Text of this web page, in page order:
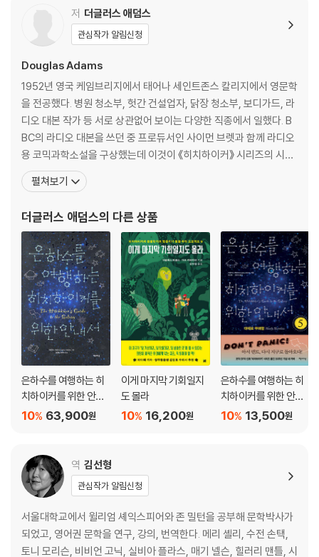
저 더글러스 애덤스
관심작가 알림신청
Douglas Adams
1952년 영국 케임브리지에서 태어나 세인트존스 칼리지에서 영문학
을 전공했다. 병원 청소부, 헛간 건설업자, 닭장 청소부, 보디가드, 라
디오 대본 작가 등 서로 상관없어 보이는 다양한 직종에서 일했다. B
BC의 라디오 대본을 쓰던 중 프로듀서인 사이먼 브렛과 함께 라디오
용 코믹과학소설을 구상했는데 이것이 《히치하이커》 시리즈의 시작
이다. 1978년 6회짜리 라디오 드라마로 시작된 히치하이커 시리즈
는 폭발적인 인기를 등에 업고 텔레비전 드라마, 음반, 컴퓨터, 게임,
주적 상상력과 날카로운 풍자가 빛나는 이 시리즈
펼쳐보기
더글러스 애덤스의 다른 상품
은하수를 여행하는 히
치하이커를 위한 안내
서 합본63,900원
10%
이게 마지막 기회일지
도 몰라
16,200원
10%
은하수를 여행하는 히
치하이커를 위한 안내
서 5
13,500원
10%
역 김선형
관심작가 알림신청
서울대학교에서 윌리엄 셰익스피어와 존 밀턴을 공부해 문학박사가
되었고, 영어권 문학을 연구, 강의, 번역한다. 메리 셸리, 수전 손택,
토니 모리슨, 비비언 고닉, 실비아 플라스, 매기 넬슨, 힐러리 맨틀, 시